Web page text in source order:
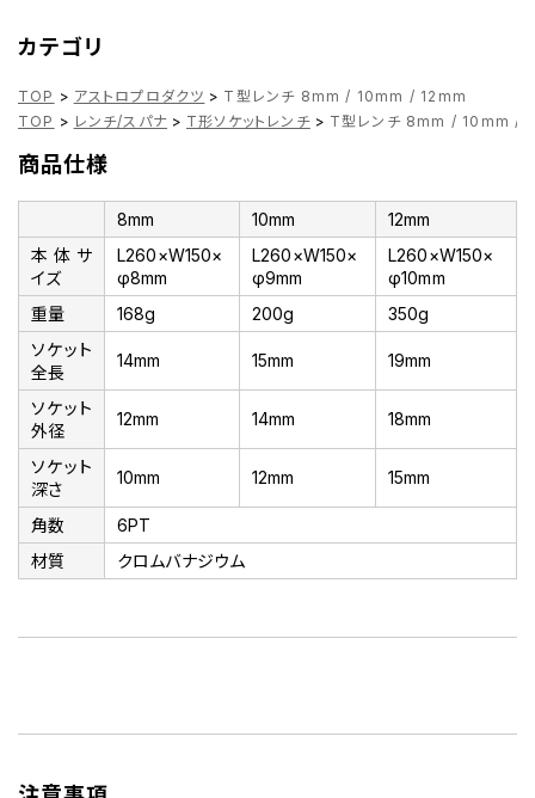
カテゴリ
TOP > アストロプロダクツ > T型レンチ 8mm / 10mm / 12mm
TOP > レンチ/スパナ > T形ソケットレンチ > T型レンチ 8mm / 10mm /
商品仕様
8mm 10mm
12mm
本体サ
イズ
L260×W150×
φ8mm
L260×W150×
φ9mm
L260×W150×
φ10mm
重量
168g 200g
350g
ソケット
全長
14mm 15mm 19mm
ソケット
外径
12mm 14mm 18mm
ソケット
深さ
10mm 12mm 15mm
角数
6PT
材質
クロムバナジウム